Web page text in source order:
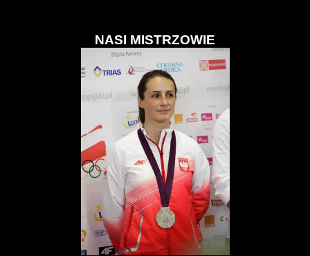
NASI MISTRZOWIE